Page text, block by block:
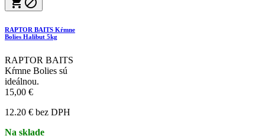
RAPTOR BAITS Kŕmne
Bolies Halibut 5kg
RAPTOR BAITS
Kŕmne Bolies sú
ideálnou.
15,00 €
12.20 € bez DPH
Na sklade